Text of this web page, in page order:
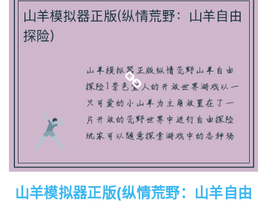
山羊模拟器正版(纵情荒野：山羊自由